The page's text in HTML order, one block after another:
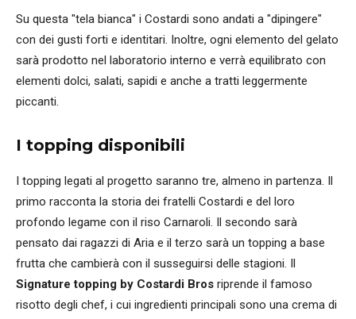
Su questa "tela bianca" i Costardi sono andati a "dipingere"
con dei gusti forti e identitari. Inoltre, ogni elemento del gelato
sarà prodotto nel laboratorio interno e verrà equilibrato con
elementi dolci, salati, sapidi e anche a tratti leggermente
piccanti.
I topping disponibili
I topping legati al progetto saranno tre, almeno in partenza. Il
primo racconta la storia dei fratelli Costardi e del loro
profondo legame con il riso Carnaroli. Il secondo sarà
pensato dai ragazzi di Aria e il terzo sarà un topping a base
frutta che cambierà con il susseguirsi delle stagioni. Il
Signature topping by Costardi Bros riprende il famoso
risotto degli chef, i cui ingredienti principali sono una crema di